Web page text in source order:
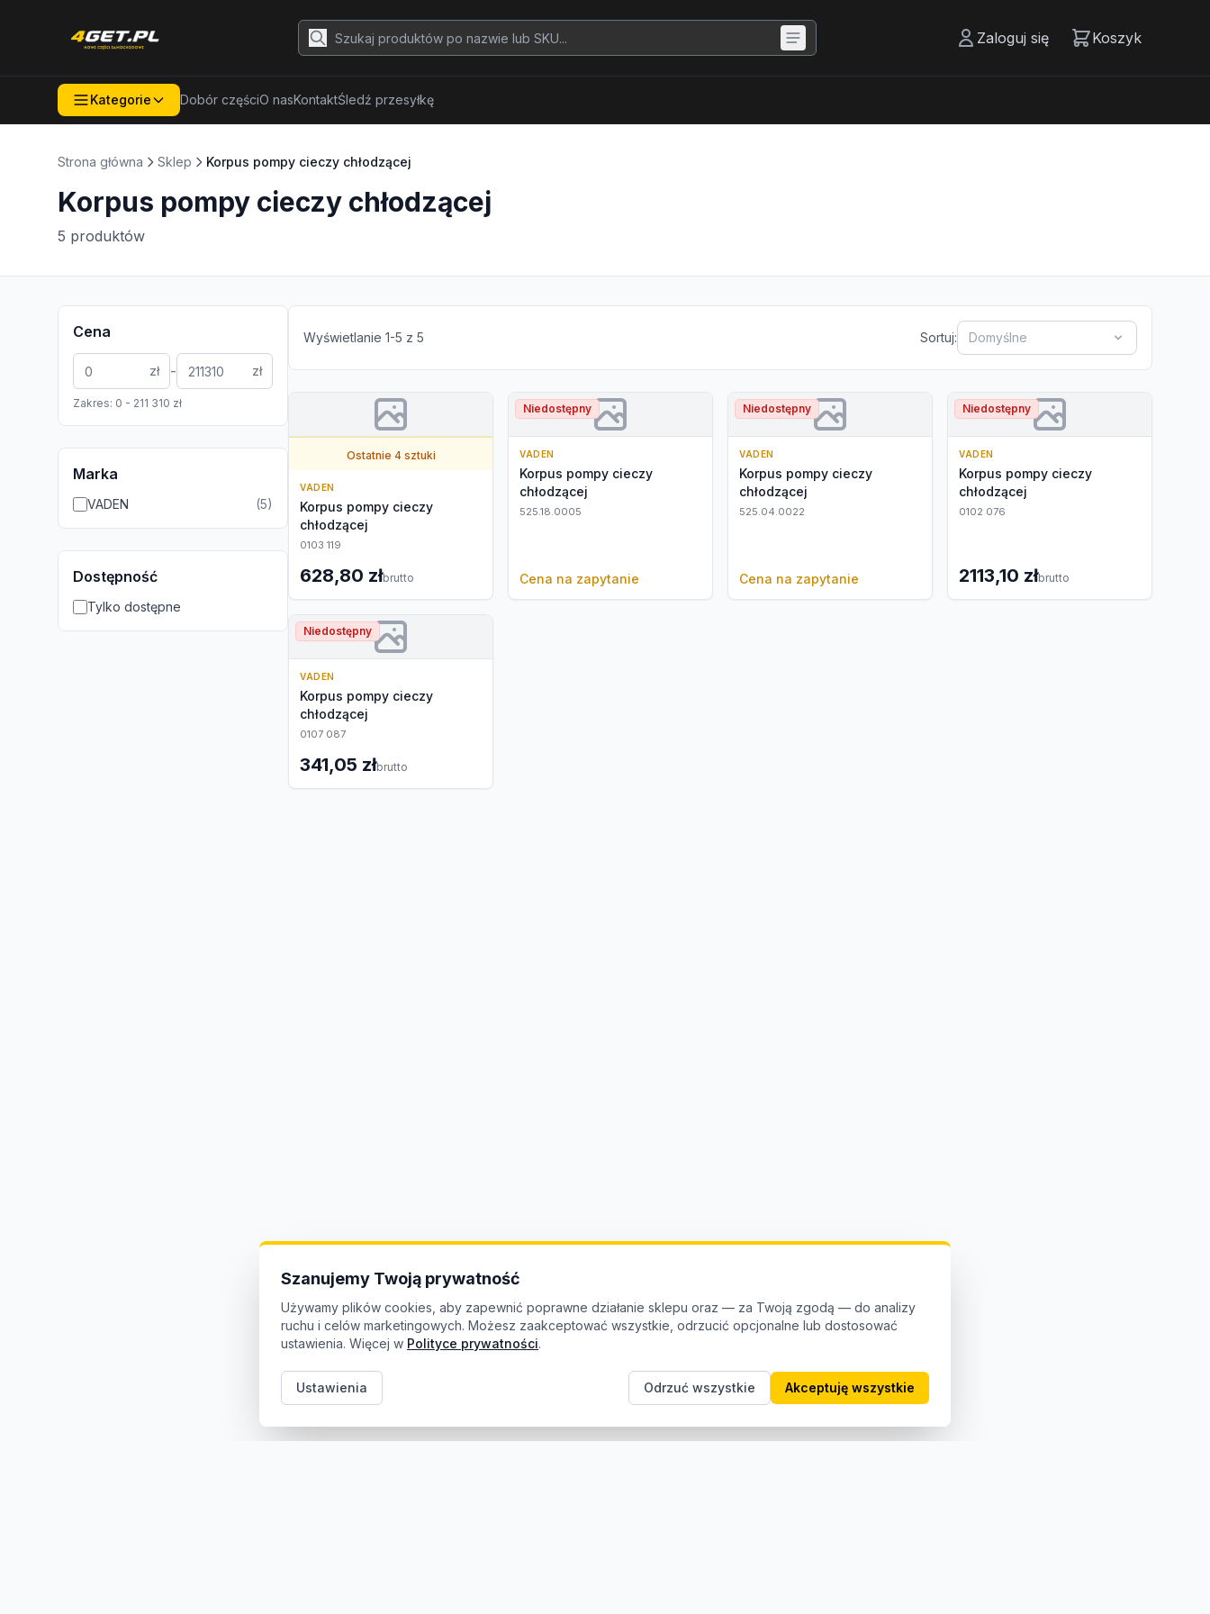
Zaloguj się Koszyk
Kategorie Dobór częściO nasKontaktŚledź przesyłkę
Strona główna Sklep Korpus pompy cieczy chłodzącej
Korpus pompy cieczy chłodzącej
5 produktów
Cena
zł - zł
Zakres: 0 - 211 310 zł
Marka
VADEN (5)
Dostępność
Tylko dostępne
Wyświetlanie 1-5 z 5 Sortuj: Domyślne
Ostatnie 4 sztuki
VADEN
Korpus pompy cieczy
chłodzącej
0103 119
628,80 złbrutto
Niedostępny
VADEN
Korpus pompy cieczy
chłodzącej
525.18.0005
Cena na zapytanie
Niedostępny
VADEN
Korpus pompy cieczy
chłodzącej
525.04.0022
Cena na zapytanie
Niedostępny
VADEN
Korpus pompy cieczy
chłodzącej
0102 076
2113,10 złbrutto
Niedostępny
VADEN
Korpus pompy cieczy
chłodzącej
0107 087
341,05 złbrutto
Szanujemy Twoją prywatność
Używamy plików cookies, aby zapewnić poprawne działanie sklepu oraz — za Twoją zgodą — do analizy
ruchu i celów marketingowych. Możesz zaakceptować wszystkie, odrzucić opcjonalne lub dostosować
ustawienia. Więcej w Polityce prywatności.
Ustawienia Odrzuć wszystkie Akceptuję wszystkie